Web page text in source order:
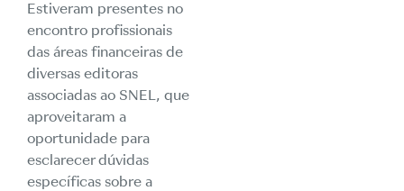
Estiveram presentes no
encontro profissionais
das áreas financeiras de
diversas editoras
associadas ao SNEL, que
aproveitaram a
oportunidade para
esclarecer dúvidas
específicas sobre a